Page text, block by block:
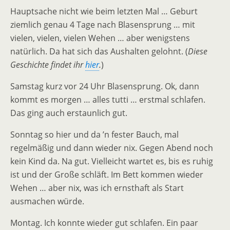
Hauptsache nicht wie beim letzten Mal … Geburt
ziemlich genau 4 Tage nach Blasensprung … mit
vielen, vielen, vielen Wehen … aber wenigstens
natürlich. Da hat sich das Aushalten gelohnt. (Diese
Geschichte findet ihrhier.)
Samstag kurz vor 24 Uhr Blasensprung. Ok, dann
kommt es morgen … alles tutti … erstmal schlafen.
Das ging auch erstaunlich gut.
Sonntag so hier und da ’n fester Bauch, mal
regelmäßig und dann wieder nix. Gegen Abend noch
kein Kind da. Na gut. Vielleicht wartet es, bis es ruhig
ist und der Große schläft. Im Bett kommen wieder
Wehen … aber nix, was ich ernsthaft als Start
ausmachen würde.
Montag. Ich konnte wieder gut schlafen. Ein paar